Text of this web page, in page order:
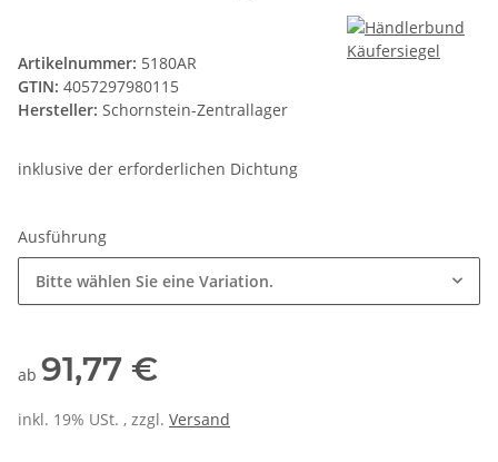
Artikelnummer: 5180AR
GTIN: 4057297980115
Hersteller: Schornstein-Zentrallager
inklusive der erforderlichen Dichtung
Ausführung
Bitte wählen Sie eine Variation.
ab 91,77 €
inkl. 19% USt. , zzgl. Versand